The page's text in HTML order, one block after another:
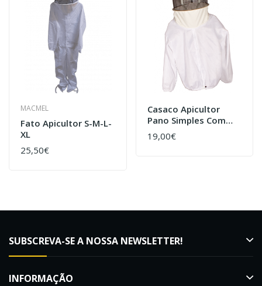
MACMEL
Fato Apicultor S-M-L-
XL
25,50€
Casaco Apicultor
Pano Simples Com
Mascara Fixa
19,00€
SUBSCREVA-SE A NOSSA NEWSLETTER!
INFORMAÇÃO